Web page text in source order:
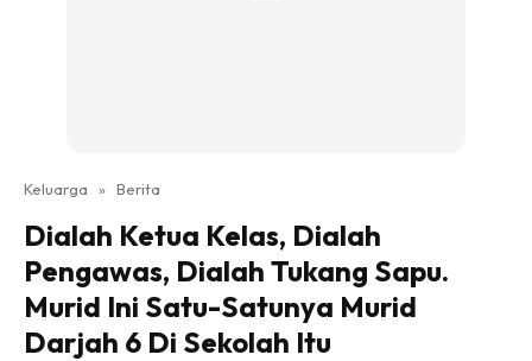
Keluarga » Berita
Dialah Ketua Kelas, Dialah
Pengawas, Dialah Tukang Sapu.
Murid Ini Satu-Satunya Murid
Darjah 6 Di Sekolah Itu